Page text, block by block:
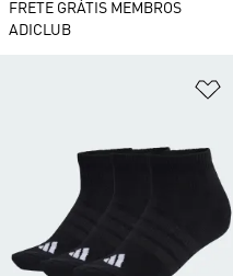
FRETE GRÁTIS MEMBROS
ADICLUB